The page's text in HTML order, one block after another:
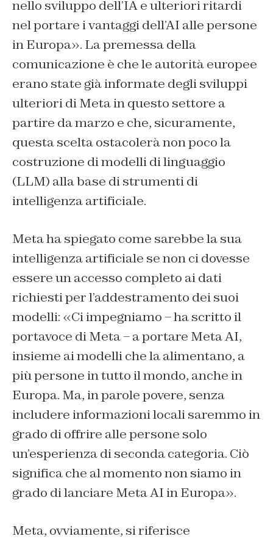
nello sviluppo dell’IA e ulteriori ritardi
nel portare i vantaggi dell’AI alle persone
in Europa». La premessa della
comunicazione è che le autorità europee
erano state già informate degli sviluppi
ulteriori di Meta in questo settore a
partire da marzo e che, sicuramente,
questa scelta ostacolerà non poco la
costruzione di modelli di linguaggio
(LLM) alla base di strumenti di
intelligenza artificiale.
Meta ha spiegato come sarebbe la sua
intelligenza artificiale se non ci dovesse
essere un accesso completo ai dati
richiesti per l’addestramento dei suoi
modelli: «Ci impegniamo – ha scritto il
portavoce di Meta – a portare Meta AI,
insieme ai modelli che la alimentano, a
più persone in tutto il mondo, anche in
Europa. Ma, in parole povere, senza
includere informazioni locali saremmo in
grado di offrire alle persone solo
un’esperienza di seconda categoria. Ciò
significa che al momento non siamo in
grado di lanciare Meta AI in Europa».
Meta, ovviamente, si riferisce